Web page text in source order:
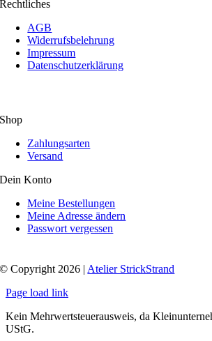
Rechtliches
AGB
Widerrufsbelehrung
Impressum
Datenschutzerklärung
Shop
Zahlungsarten
Versand
Dein Konto
Meine Bestellungen
Meine Adresse ändern
Passwort vergessen
© Copyright 2026 | Atelier StrickStrand
Page load link
Kein Mehrwertsteuerausweis, da
UStG.